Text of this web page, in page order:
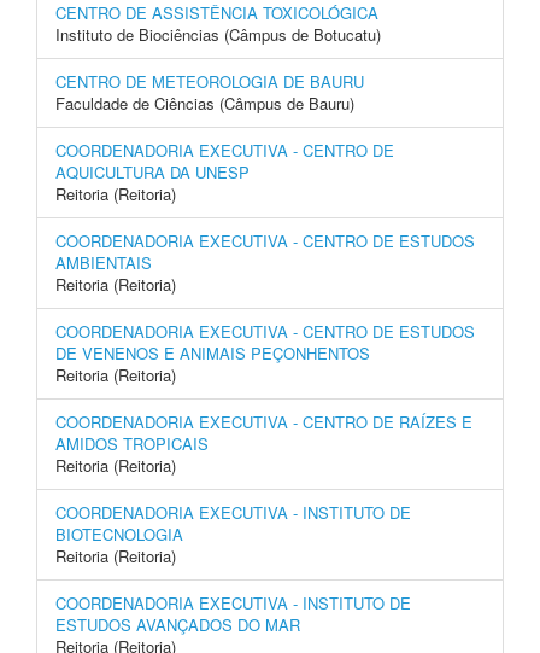
CENTRO DE ASSISTÊNCIA TOXICOLÓGICA
Instituto de Biociências (Câmpus de Botucatu)
CENTRO DE METEOROLOGIA DE BAURU
Faculdade de Ciências (Câmpus de Bauru)
COORDENADORIA EXECUTIVA - CENTRO DE
AQUICULTURA DA UNESP
Reitoria (Reitoria)
COORDENADORIA EXECUTIVA - CENTRO DE ESTUDOS
AMBIENTAIS
Reitoria (Reitoria)
COORDENADORIA EXECUTIVA - CENTRO DE ESTUDOS
DE VENENOS E ANIMAIS PEÇONHENTOS
Reitoria (Reitoria)
COORDENADORIA EXECUTIVA - CENTRO DE RAÍZES E
AMIDOS TROPICAIS
Reitoria (Reitoria)
COORDENADORIA EXECUTIVA - INSTITUTO DE
BIOTECNOLOGIA
Reitoria (Reitoria)
COORDENADORIA EXECUTIVA - INSTITUTO DE
ESTUDOS AVANÇADOS DO MAR
Reitoria (Reitoria)